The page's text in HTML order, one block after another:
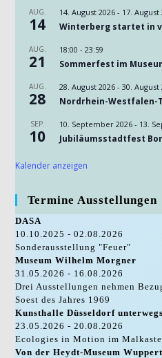
AUG.
14
14. August 2026 - 17. August
Winterberg startet in
AUG.
21
18:00 -23:59
Sommerfest im
AUG.
28
28. August 2026 -30. August
Nordrhein-Westfalen-
SEP.
10
10. September 2026 - 13.
Jubiläumsstadtfest
Kalender anzeigen
Termine Ausstellungen
DASA
10.10.2025 - 02.08.2026
Sonderausstellung "Feuer"
Museum Wilhelm Morgner
31.05.2026 - 16.08.2026
Drei Ausstellungen nehmen
Soest des Jahres 1969
Kunsthalle Düsseldorf unterwegs
23.05.2026 - 20.08.2026
Ecologies in Motion im
Von der Heydt-Museum